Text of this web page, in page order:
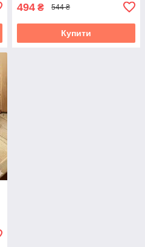
494 ₴ 544 ₴
Купити